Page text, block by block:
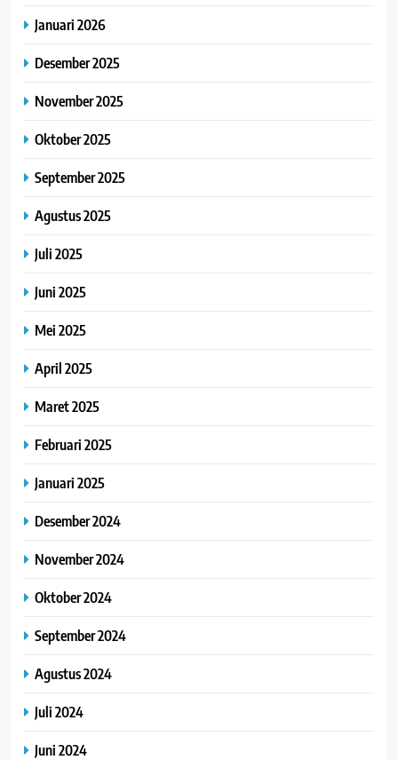
Januari 2026
Desember 2025
November 2025
Oktober 2025
September 2025
Agustus 2025
Juli 2025
Juni 2025
Mei 2025
April 2025
Maret 2025
Februari 2025
Januari 2025
Desember 2024
November 2024
Oktober 2024
September 2024
Agustus 2024
Juli 2024
Juni 2024